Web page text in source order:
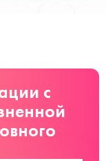
с